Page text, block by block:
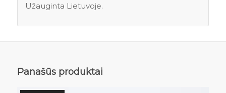
Užauginta Lietuvoje.
Panašūs produktai